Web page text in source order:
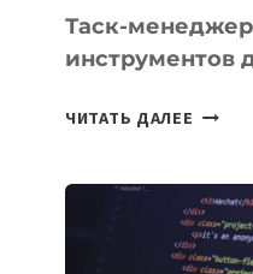
Таск-
инструментов
ЧИТАТЬ ДАЛЕЕ ТАСК-
ДЛЯ